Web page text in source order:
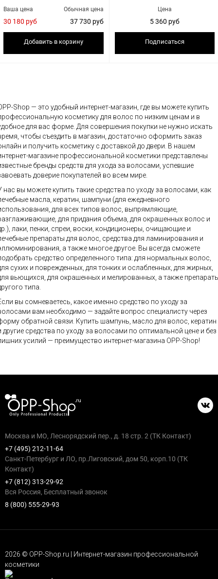
Обычная цена
37 730 руб
Ваша цена
30 180 руб
Добавить в корзину
Цена
5 360 руб
Подписаться
Shop — это удобный интернет-магазин, где вы можете купить
косметику для волос по низким ценам и в
для вас форме. Для совершения покупки не нужно искать
чтобы съездить в магазин, достаточно оформить заказ
и получить косметику с доставкой до двери. В нашем
магазине профессиональной косметики представлены
бренды средств для ухода за волосами, успевшие
доверие покупателей во всем мире.
нас вы можете купить такие средства по уходу за волосами, как
масла, кератин, шампуни (для ежедневного
для всех типов волос, выпрямляющие,
для придания объема, для окрашенных волос и
лаки, пенки, спреи, воски, кондиционеры, очищающие и
препараты для волос, средства для ламинирования и
а также многое другое. Вы всегда сможете
средство определенного типа: для нормальных волос,
сухих и поврежденных, для тонких и ослабленных, для жирных,
вьющихся, для окрашенных и мелированных, а также
типа.
вы сомневаетесь, какое именно средство по уходу за
вам необходимо — задайте вопрос специалисту через
обратной связи. Купить шампунь, масло для волос, кератин
другие средства по уходу за волосами по оптимальной цене и без
усилий — преимущество интернет-магазина OPP-Shop!
Москва и МО, Леснорядский пер., д. 18 стр. 2 (ТК Контакт)
+7 (495) 212-11-64
Санкт-Петербург и ЛО, пр.Лиговский, дом 50, корп.10 (ТК
Контакт)
+7 (812) 313-29-92
Вся Россия, Бесплатный звонок
8 (800) 555-29-93
2026 © OPP-Shop.ru | Интернет-магазин профессиональной
косметики